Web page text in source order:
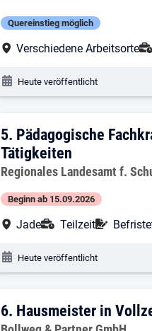
Quereinstieg möglich
Arbeitsort:
Verschiedene Arbeitsorte
Veröffentlichungsdatum:
Heute veröffentlicht
5. Ergebnis:
5. Pädagogische
Tätigkeiten
Arbeitgeber:
Regionales Landesamt f.
Beginn ab 15.09.2026
Arbeitsort:
Jade Anstellungsart:
Teilzeit
Veröffentlichungsdatum:
Heute veröffentlicht
6. Ergebnis:
6. Hausmeister in